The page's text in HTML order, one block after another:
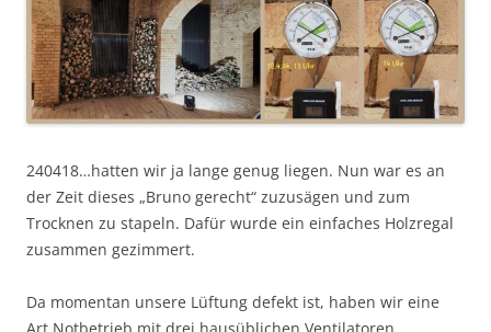
240418…hatten wir ja lange genug liegen. Nun war es an
der Zeit dieses „Bruno gerecht“ zuzusägen und zum
Trocknen zu stapeln. Dafür wurde ein einfaches Holzregal
zusammen gezimmert.
Da momentan unsere Lüftung defekt ist, haben wir eine
Art Notbetrieb mit drei hausüblichen Ventilatoren